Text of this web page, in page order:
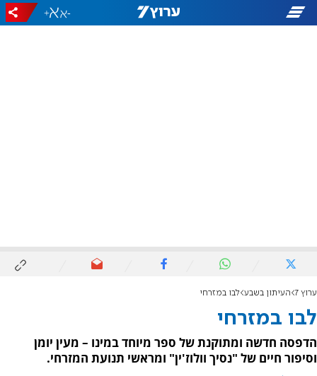
-
+
ערוץ 7 העיתון בשבע לבו במזרחי
לבו במזרחי
הדפסה חדשה ומתוקנת של ספר מיוחד במינו – מעין יומן
וסיפור חיים של "נסיך וולוז'ין" ומראשי תנועת המזרחי.